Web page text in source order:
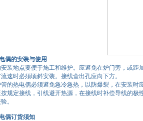
偶的安装与使用
地点要便于施工和维护。应避免在炉门旁，或距
速时必须顷斜安装。接线盒出孔应向下方。
热电偶必须避免急冷急热，以防爆裂，在安装时
定接线，引线避开热源，在接线时补偿导线的极
。
偶订货须知